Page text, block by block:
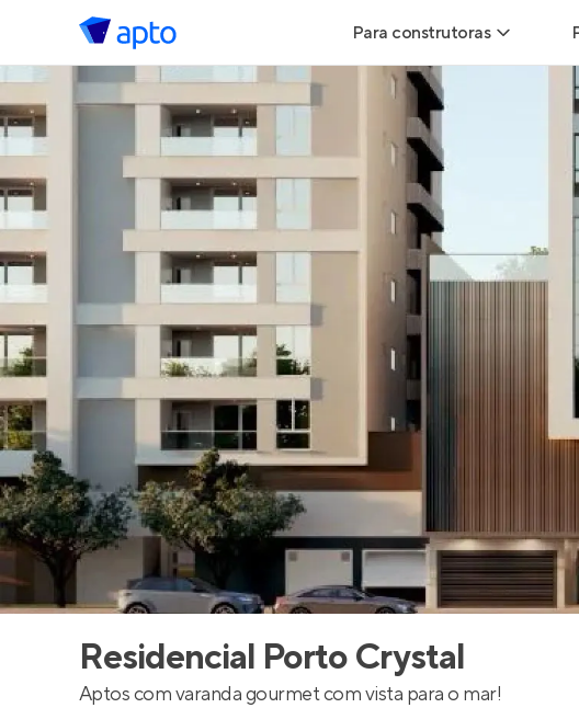
Para construtoras
Geração de Leads
Geração de Visitas
Geração de Vendas
Maiores Construtoras
Parcerias Imobiliárias
Residencial Porto Crystal
Aptos com varanda gourmet com vista para o mar!